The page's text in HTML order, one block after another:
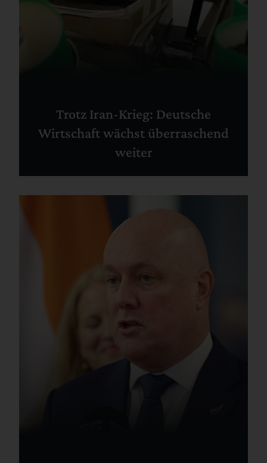
Trotz Iran-Krieg: Deutsche
Wirtschaft wächst überraschend
weiter